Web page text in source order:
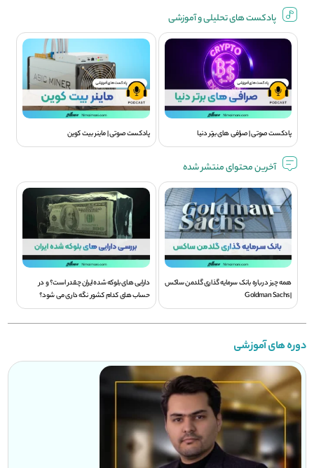
پادکست های تحلیلی و آموزشی
پادکست صوتی | صرافی های برتر دنیا پادکست صوتی | ماینر بیت کوین
آخرین محتوای منتشر شده
همه چیز درباره بانک سرمایه گذاری گلدمن ساکس
| Goldman Sachs
دارایی های بلوکه شده ایران چقدر است؟ و در
حساب های کدام کشور نگه داری می شود؟
دوره های آموزشی